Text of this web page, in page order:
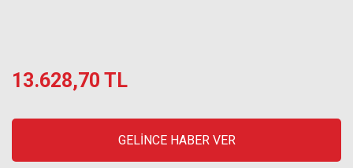
13.628,70 TL
GELİNCE HABER VER